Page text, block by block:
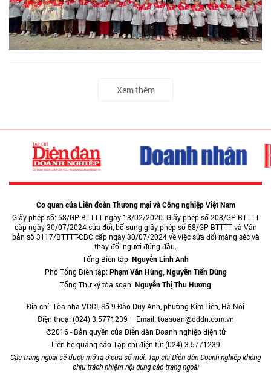
Xem thêm
Cơ quan của Liên đoàn Thương mại và Công nghiệp Việt Nam
Giấy phép số: 58/GP-BTTTT ngày 18/02/2020. Giấy phép số 208/GP-BTTTT
cấp ngày 30/07/2024 sửa đổi, bổ sung giấy phép số 58/GP-BTTTT và Văn
bản số 3117/BTTTT-CBC cấp ngày 30/07/2024 về việc sửa đổi măng séc và
thay đổi người đứng đầu.
Tổng Biên tập:Nguyễn Linh Anh
Phó Tổng Biên tập:Phạm Văn Hùng, Nguyễn Tiến Dũng
Tổng Thư ký tòa soạn:Nguyễn Thị Thu Hương
Địa chỉ: Tòa nhà VCCI, Số 9 Đào Duy Anh, phường Kim Liên, Hà Nội
Điện thoại (024) 3.5771239 – Email: toasoan@dddn.com.vn
©2016 - Bản quyền của Diễn đàn Doanh nghiệp điện tử
Liên hệ quảng cáo Tạp chí điện tử: (024) 3.5771239
Các trang ngoài sẽ được mở ra ở cửa sổ mới. Tạp chí Diễn đàn Doanh nghiệp không
chịu trách nhiệm nội dung các trang ngoài